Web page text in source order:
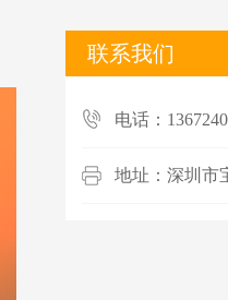
联系我们
电话：
地址：深圳市